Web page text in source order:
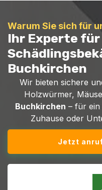
Warum Sie sich für
Ihr Experte
Buchkirchen
Wir bieten sichere
Holzwürmer,
Buchkirchen – für ein
Zuhause oder
Jetzt